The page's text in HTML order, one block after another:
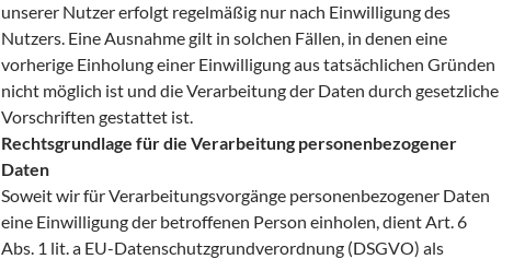
unserer Nutzer erfolgt regelmäßig nur nach Einwilligung des
Nutzers. Eine Ausnahme gilt in solchen Fällen, in denen eine
vorherige Einholung einer Einwilligung aus tatsächlichen Gründen
nicht möglich ist und die Verarbeitung der Daten durch gesetzliche
Vorschriften gestattet ist.
Rechtsgrundlage für die Verarbeitung personenbezogener
Daten
Soweit wir für Verarbeitungsvorgänge personenbezogener Daten
eine Einwilligung der betroffenen Person einholen, dient Art. 6
Abs. 1 lit. a EU-Datenschutzgrundverordnung (DSGVO) als